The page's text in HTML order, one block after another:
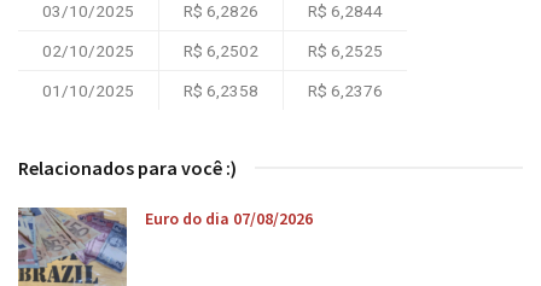
03/10/2025 R$ 6,2826 R$ 6,2844
02/10/2025 R$ 6,2502 R$ 6,2525
01/10/2025 R$ 6,2358 R$ 6,2376
Relacionados para você :)
Euro do dia 07/08/2026